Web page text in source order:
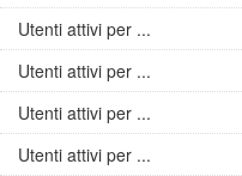
Utenti attivi per ...
Utenti attivi per ...
Utenti attivi per ...
Utenti attivi per ...